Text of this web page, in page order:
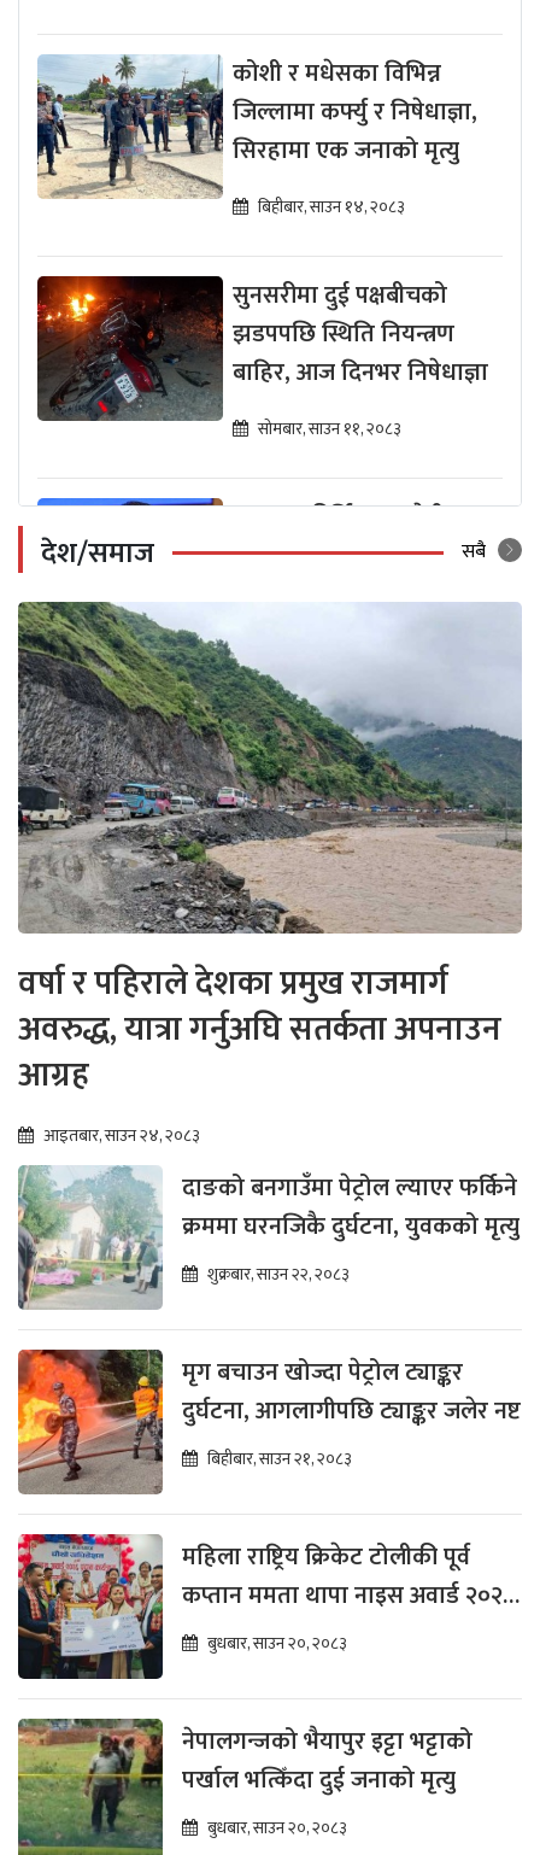
कोशी र मधेसका विभिन्न
जिल्लामा कर्फ्यु र निषेधाज्ञा,
सिरहामा एक जनाको मृत्यु
बिहीबार, साउन १४, २०८३
सुनसरीमा दुई पक्षबीचको
झडपपछि स्थिति नियन्त्रण
बाहिर, आज दिनभर निषेधाज्ञा
सोमबार, साउन ११, २०८३
युवा डा. कीर्तिपाल सुवेदी
कोशी प्रदेशको स्वास्थ्य सचिव
देश/समाज सबै
वर्षा र पहिराले देशका प्रमुख राजमार्ग
अवरुद्ध, यात्रा गर्नुअघि सतर्कता अपनाउन
आग्रह
आइतबार, साउन २४, २०८३
दाङको बनगाउँमा पेट्रोल ल्याएर फर्किने
क्रममा घरनजिकै दुर्घटना, युवकको मृत्यु
शुक्रबार, साउन २२, २०८३
मृग बचाउन खोज्दा पेट्रोल ट्याङ्कर
दुर्घटना, आगलागीपछि ट्याङ्कर जलेर नष्ट
बिहीबार, साउन २१, २०८३
महिला राष्ट्रिय क्रिकेट टोलीकी पूर्व
कप्तान ममता थापा नाइस अवार्ड २०२६
बाट पुरस्कृत
बुधबार, साउन २०, २०८३
नेपालगन्जको भैयापुर इट्टा भट्टाको
पर्खाल भत्किँदा दुई जनाको मृत्यु
बुधबार, साउन २०, २०८३